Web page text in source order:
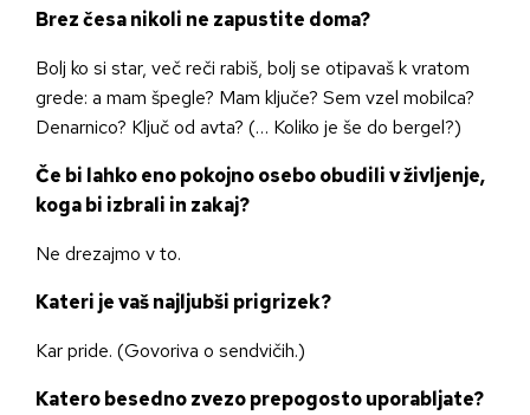
Brez česa nikoli ne zapustite doma?
Bolj ko si star, več reči rabiš, bolj se otipavaš k vratom
grede: a mam špegle? Mam ključe? Sem vzel mobilca?
Denarnico? Ključ od avta? (… Koliko je še do bergel?)
Če bi lahko eno pokojno osebo obudili v življenje,
koga bi izbrali in zakaj?
Ne drezajmo v to.
Kateri je vaš najljubši prigrizek?
Kar pride. (Govoriva o sendvičih.)
Katero besedno zvezo prepogosto uporabljate?